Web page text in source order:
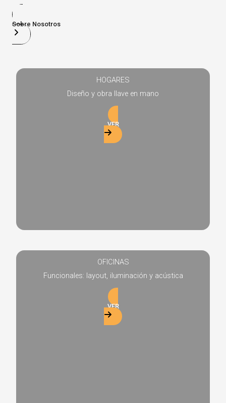
Sobre Nosotros
HOGARES
Diseño y obra llave en mano
VER
OFICINAS
Funcionales: layout, iluminación y acústica
VER